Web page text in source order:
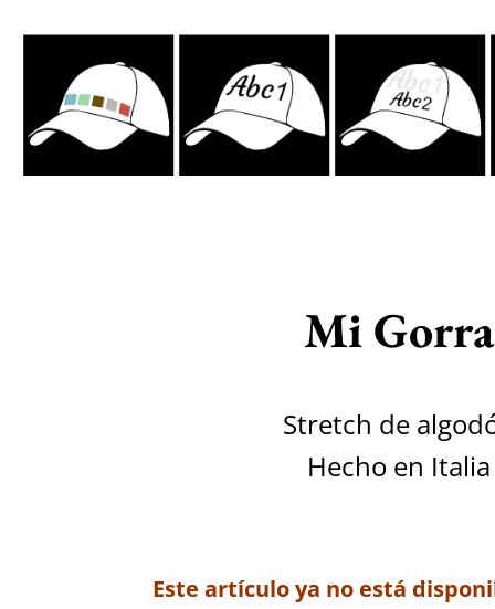
Mi Gorra
Stretch de
Hecho en Italia
Este artículo ya no está